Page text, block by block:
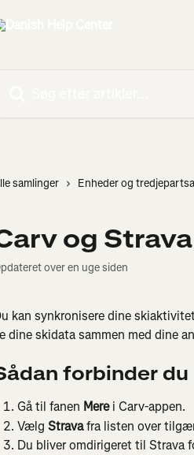
samlinger Enheder og
og Strava
over en uge siden
kan synkronisere dine
dine skidata sammen med dine
forbinder
Gå til fanen Mere i Carv-appen.
Vælg Strava fra listen over
Du bliver omdirigeret til Strava